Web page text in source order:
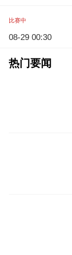
比赛中
08-29 00:30
热门要闻